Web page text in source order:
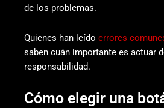
de los problemas.
Quienes han leído errores
saben cuán importante es actuar
responsabilidad.
Cómo elegir una